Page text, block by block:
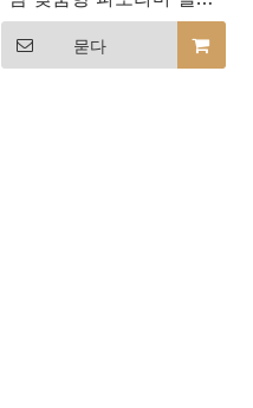
미늄 창문
묻다